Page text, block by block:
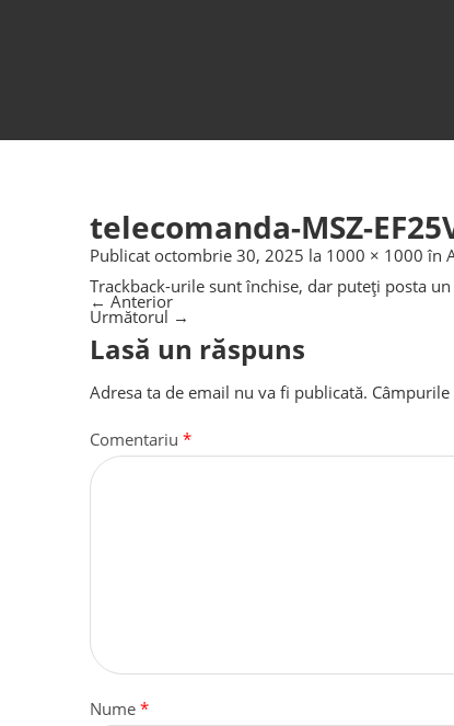
telecomanda-MSZ-
Publicat octombrie 30, 2025 la 1000 × 1000 în
Trackback-urile sunt închise, dar puteți posta
← Anterior
Următorul →
Lasă un răspuns
Adresa ta de email nu va fi publicată.
Comentariu *
Nume *